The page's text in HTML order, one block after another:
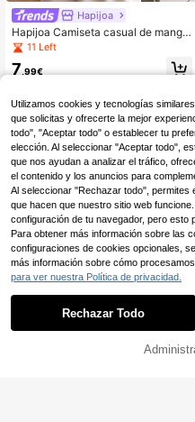
Hapijoa
Hapijoa Camiseta casual de manga
corta con cuello redondo y rayas pa
ra niñas jóvenes, otoño verano
11 Left
7,99€
Utilizamos cookies y tecnologías
que solicitas y ofrecerte la mejor
todo", "Aceptar todo" o establecer tu
elección. Al seleccionar "Aceptar todo",
que nos ayudan a analizar el tráfico,
el contenido y los anuncios para
Al seleccionar "Rechazar todo",
que hacen que nuestro sitio web
configuración de tu navegador, pero esto
Para obtener más información sobre las
configuraciones de cookies opcionales,
más información sobre cómo
para ver nuestra Política de privacidad.
Rechazar Todo